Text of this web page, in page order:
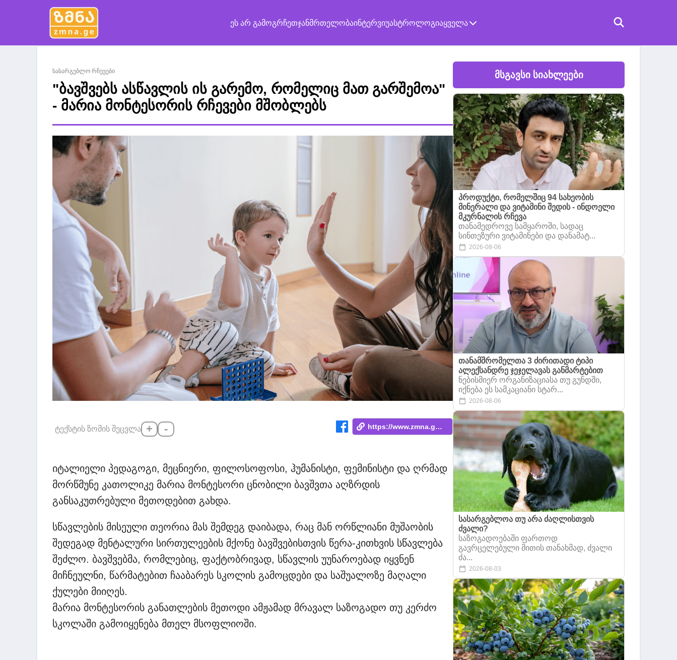
ეს არ გამოგრჩეთჯანმრთელობაინტერვიუასტროლოგიაყველა
სასარგებლო რჩევები
"ბავშვებს ასწავლის ის გარემო, რომელიც მათ გარშემოა"
- მარია მონტესორის რჩევები მშობლებს
ტექსტის ზომის შეცვლა + - https://www.zmna.ge/news/bavshvebs-astsa...
იტალიელი პედაგოგი, მეცნიერი, ფილოსოფოსი, ჰუმანისტი, ფემინისტი და ღრმად
მორწმუნე კათოლიკე მარია მონტესორი ცნობილი ბავშვთა აღზრდის
განსაკუთრებული მეთოდებით გახდა.
სწავლების მისეული თეორია მას შემდეგ დაიბადა, რაც მან ორწლიანი მუშაობის
შედეგად მენტალური სირთულეების მქონე ბავშვებისთვის წერა-კითხვის სწავლება
შეძლო. ბავშვებმა, რომლებიც, ფაქტობრივად, სწავლის უუნაროებად იყვნენ
მიჩნეულნი, წარმატებით ჩააბარეს სკოლის გამოცდები და საშუალოზე მაღალი
ქულები მიიღეს.
მარია მონტესორის განათლების მეთოდი ამჟამად მრავალ საზოგადო თუ კერძო
სკოლაში გამოიყენება მთელ მსოფლიოში.
მსგავსი სიახლეები
პროდუქტი, რომელშიც 94 სახეობის
მინერალი და ვიტამინი შედის - ინდოელი
მკურნალის რჩევა
თანამედროვე სამყაროში, სადაც
სინთეზური ვიტამინები და დანამატ...
2026-08-06
თანამშრომელთა 3 ძირითადი ტიპი
ალექსანდრე ჯეჯელავას განმარტებით
ნებისმიერ ორგანიზაციასა თუ გუნდში,
იქნება ეს სამკაციანი სტარ...
2026-08-06
სასარგებლოა თუ არა ძაღლისთვის
ძვალი?
საზოგადოებაში ფართოდ
გავრცელებული მითის თანახმად, ძვალი
ძა...
2026-08-03